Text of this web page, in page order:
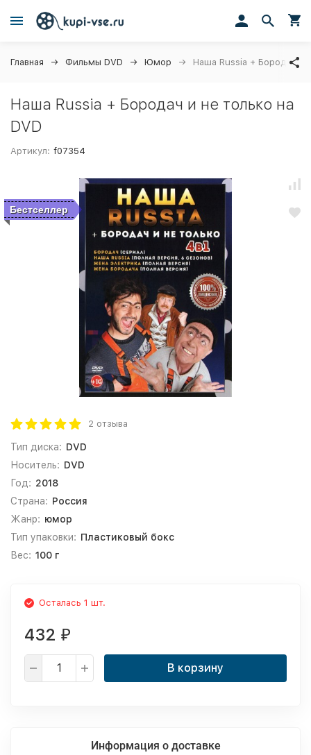
Главная Фильмы DVD Юмор Наша Russia + Бородач и
Наша Russia + Бородач и не только на
DVD
Артикул: f07354
Бестселлер
2 отзыва
Тип диска: DVD
Носитель: DVD
Год: 2018
Страна: Россия
Жанр: юмор
Тип упаковки: Пластиковый бокс
Вес: 100 г
Осталась 1 шт.
432 ₽
В корзину
Информация о доставке